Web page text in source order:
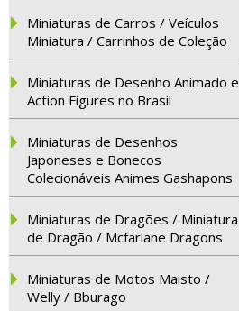
Miniaturas de Carros / Veículos
Miniatura / Carrinhos de Coleção
Miniaturas de Desenho Animado e
Action Figures no Brasil
Miniaturas de Desenhos
Japoneses e Bonecos
Colecionáveis Animes Gashapons
Miniaturas de Dragões / Miniatura
de Dragão / Mcfarlane Dragons
Miniaturas de Motos Maisto /
Welly / Bburago